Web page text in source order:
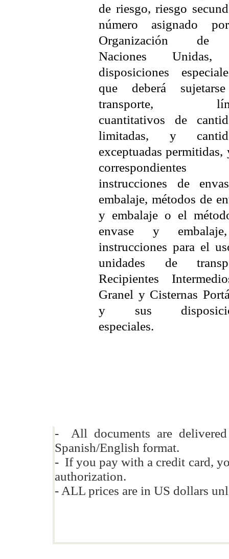
de riesgo, riesgo
número asignado
Organización de
Naciones Unidas,
disposiciones
que deberá
transporte,
cuantitativos de
limitadas, y
exceptuadas permitidas,
correspondientes
instrucciones de
embalaje, métodos de
y embalaje o el
envase y
instrucciones para el
unidades de
Recipientes
Granel y Cisternas
y sus
especiales.
- All documents are
Spanish/English format.
- If you pay with a credit card,
authorization.
- ALL prices are in US dollars